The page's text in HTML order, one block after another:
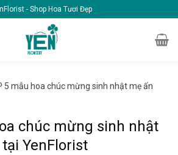
- Shop Hoa Tươi Đẹp
5 mẫu hoa chúc mừng sinh nhật mẹ ấn
chúc mừng sinh nhật
YenFlorist